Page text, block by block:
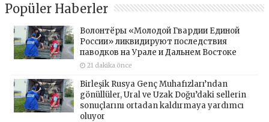
Popüler Haberler
Волонтёры «Молодой Гвардии Единой
России» ликвидируют последствия
паводков на Урале и Дальнем Востоке
21 dakika önce
Birleşik Rusya Genç Muhafızları’ndan
gönüllüler, Ural ve Uzak Doğu’daki sellerin
sonuçlarını ortadan kaldırmaya yardımcı
oluyor